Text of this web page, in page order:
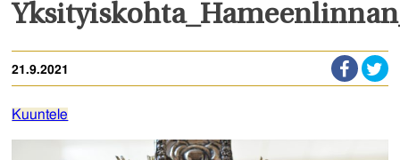
Kirkot
Tule mukaan
Hautausmaa
Yhteystiedot
21.9.2021
Kuuntele